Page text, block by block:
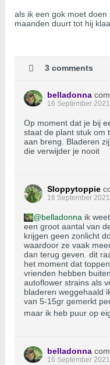
als ik een gok moet
maanden duurt tot hij
3 comments
belladonna
16 September
Op moment dat je bij
staat de plant stuk om
aan breng. Bladeren
die verwijder je nooit
Sloppytoppie
16 September
belladonna ik
een groot aantal van
krijgen geen zonlicht
waardoor ze vaak
dan terug geven. dit
het moment dat
vrienden hebben
autoflower strains als
bladeren weggehaald
van 5-15gr gemerkt
maar ik heb puur op
belladonna
16 September